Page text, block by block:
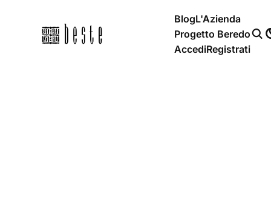
BlogL'Azienda
Progetto Beredo
AccediRegistrati